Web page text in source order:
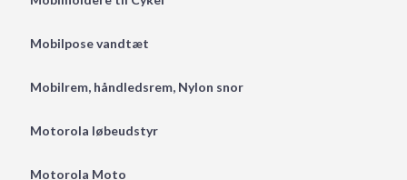
Mobilpose vandtæt
Mobilrem, håndledsrem, Nylon snor
Motorola løbeudstyr
Motorola Moto